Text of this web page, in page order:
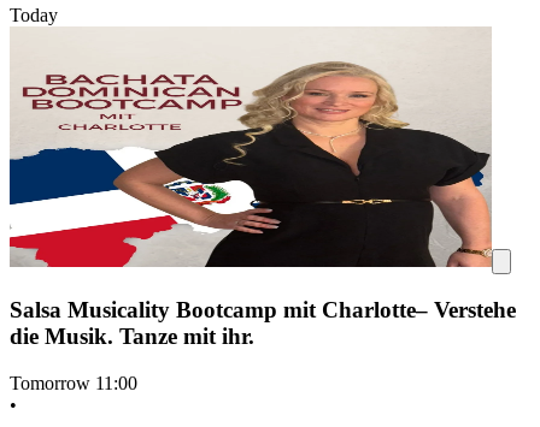
Today
Salsa Musicality Bootcamp mit Charlotte– Verstehe
die Musik. Tanze mit ihr.
Tomorrow 11:00
•